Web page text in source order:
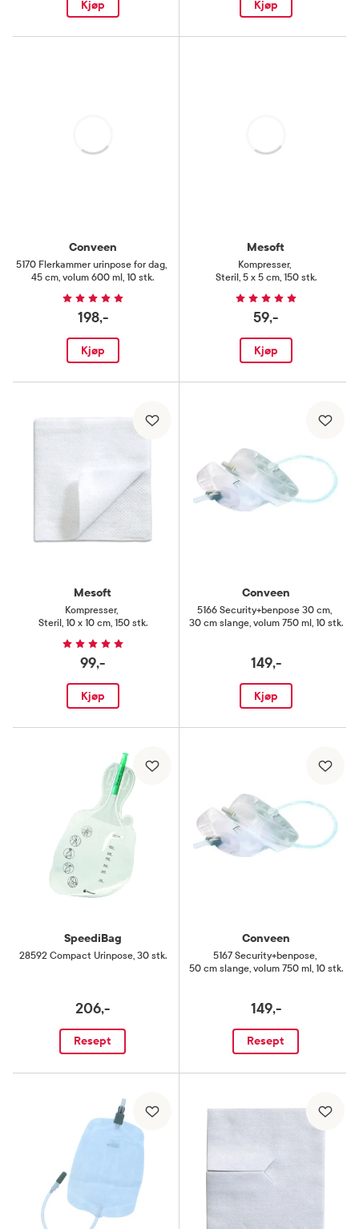
Kjøp Kjøp
Conveen
5170 Flerkammer urinpose for dag,
45 cm, volum 600 ml, 10 stk.
198,-
Kjøp
Mesoft
Kompresser,
Steril, 5 x 5 cm, 150 stk.
59,-
Kjøp
Mesoft
Kompresser,
Steril, 10 x 10 cm, 150 stk.
99,-
Kjøp
Conveen
5166 Security+benpose 30 cm,
30 cm slange, volum 750 ml, 10 stk.
149,-
Kjøp
SpeediBag
28592 Compact Urinpose, 30 stk.
206,-
Resept
Conveen
5167 Security+benpose,
50 cm slange, volum 750 ml, 10 stk.
149,-
Resept